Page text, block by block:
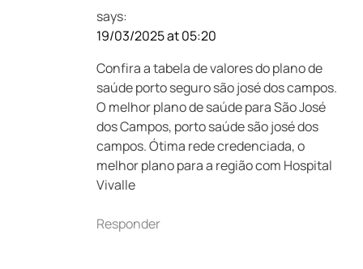
says:
19/03/2025 at 05:20
Confira a tabela de valores do plano de
saúde porto seguro são josé dos campos.
O melhor plano de saúde para São José
dos Campos, porto saúde são josé dos
campos. Ótima rede credenciada, o
melhor plano para a região com Hospital
Vivalle
Responder